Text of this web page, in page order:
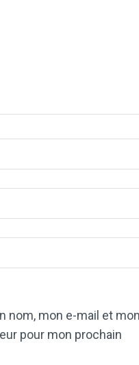
nom, mon e-mail et
pour mon prochain